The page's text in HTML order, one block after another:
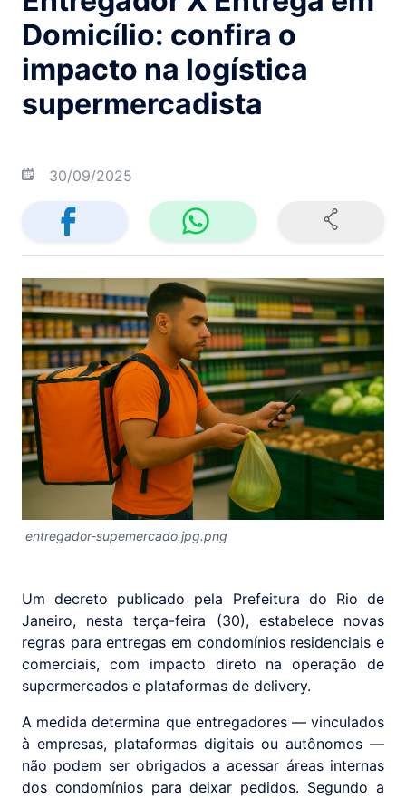
Domicílio: confira o
impacto na logística
supermercadista
30/09/2025
entregador-supemercado.jpg.png
Um decreto publicado pela Prefeitura do Rio de
Janeiro, nesta terça-feira (30), estabelece novas
regras para entregas em condomínios residenciais e
comerciais, com impacto direto na operação de
supermercados e plataformas de delivery.
A medida determina que entregadores — vinculados
à empresas, plataformas digitais ou autônomos —
não podem ser obrigados a acessar áreas internas
dos condomínios para deixar pedidos. Segundo a